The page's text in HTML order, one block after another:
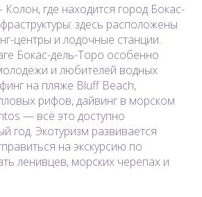
где находится город Бокас-
здесь расположены
центры и лодочные станции.
Бокас-дель-Торо особенно
и любителей водных
на пляже Bluff Beach,
рифов, дайвинг в морском
— всё это доступно
год. Экотуризм развивается
на экскурсию по
ленивцев, морских черепах и